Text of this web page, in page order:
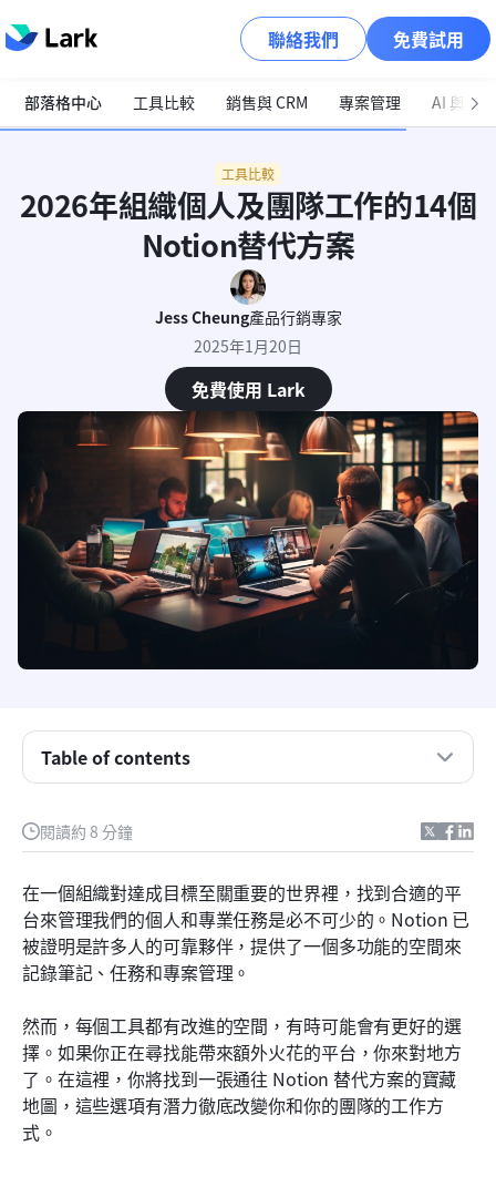
聯絡我們 免費試用
部落格中心 工具比較 銷售與 CRM 專案管理 AI 與自
工具比較
2026年組織個人及團隊工作的14個
Notion替代方案
Jess Cheung產品行銷專家
2025年1月20日
免費使用 Lark
閱讀約 8 分鐘
在一個組織對達成目標至關重要的世界裡，找到合適的平
台來管理我們的個人和專業任務是必不可少的。Notion 已
被證明是許多人的可靠夥伴，提供了一個多功能的空間來
記錄筆記、任務和專案管理。
然而，每個工具都有改進的空間，有時可能會有更好的選
擇。如果你正在尋找能帶來額外火花的平台，你來對地方
了。在這裡，你將找到一張通往 Notion 替代方案的寶藏
地圖，這些選項有潛力徹底改變你和你的團隊的工作方
式。
Table of contents
什麼是 Notion？
選擇 Notion 替代方案時需要考慮的事項
2. Obsidian 用於安全的知識與筆記管理
4. Google 文件用於即時協作編輯
5. 用於專案管理協作的 Coda.io
6. ProofHub：集中式專案規劃
7. Google Keep 用於靈感湧現時快速記錄筆記
8. Workflowy 用於簡單而有條理的筆記記錄，及更
多功能